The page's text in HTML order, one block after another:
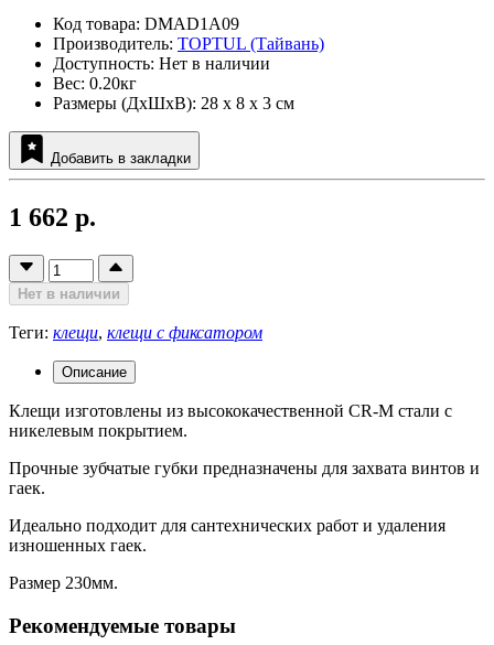
Код товара: DMAD1A09
Производитель: TOPTUL (Тайвань)
Доступность: Нет в наличии
Вес: 0.20кг
Размеры (ДxШxВ): 28 x 8 x 3 см
Добавить в закладки
1 662 р.
Нет в наличии
Теги: клещи, клещи с фиксатором
Описание
Клещи изготовлены из высококачественной CR-M стали с
никелевым покрытием.
Прочные зубчатые губки предназначены для захвата винтов и
гаек.
Идеально подходит для сантехнических работ и удаления
изношенных гаек.
Размер 230мм.
Рекомендуемые товары